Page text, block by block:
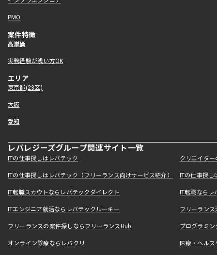
PMO
案件特徴
高単価
実務経験が浅い方OK
エリア
東京都(23区)
大阪
愛知
レバレジーズグループ関連サイト一覧
ITの仕事探しはレバテック クリエイタ
ITの仕事探しはレバテック（フリーランス向けサービス紹介） ITの仕事探
IT転職スカウトならレバテックダイレクト IT転職なら
ITエンジニア就活ならレバテックルーキー フリーラン
フリーランスの案件探しならフリーランスHub プログラミ
オンライン診療ならレバクリ 医療・ヘル